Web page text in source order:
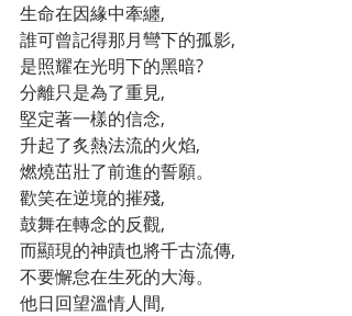
生命在因緣中牽纏,
誰可曾記得那月彎下的孤影,
是照耀在光明下的黑暗?
分離只是為了重見,
堅定著一樣的信念,
升起了炙熱法流的火焰,
燃燒茁壯了前進的誓願。
歡笑在逆境的摧殘,
鼓舞在轉念的反觀,
而顯現的神蹟也將千古流傳,
不要懈怠在生死的大海。
他日回望溫情人間,